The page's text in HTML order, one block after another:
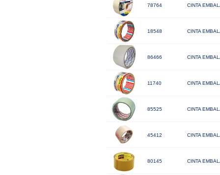
78764 CINTA
18548 CINTA
86466 CINTA
11740 CINTA
85525 CINTA
45412 CINTA
80145 CINTA